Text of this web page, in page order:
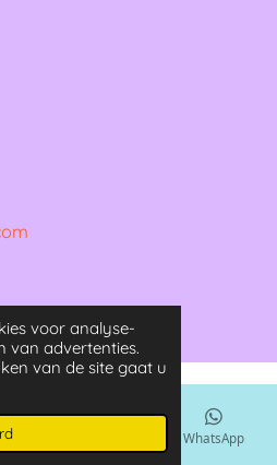
voor analyse-
van advertenties.
van de site gaat u
WhatsApp